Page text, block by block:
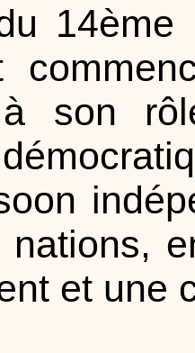
14ème
à son
nations,
et une